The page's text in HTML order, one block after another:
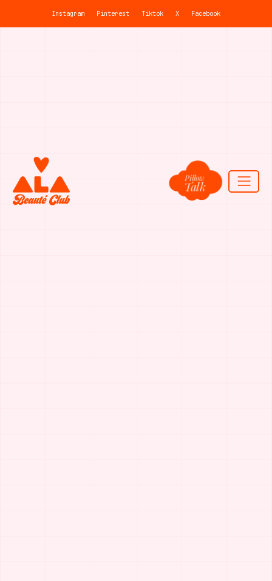
Instagram Pinterest Tiktok X Facebook
Pillow
Talk